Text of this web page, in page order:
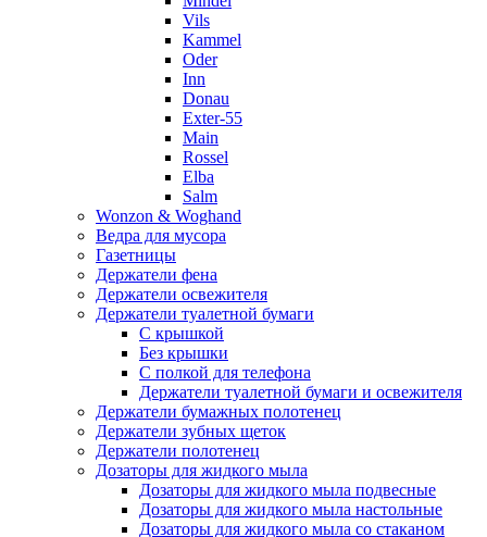
Vils
Kammel
Oder
Inn
Donau
Exter-55
Main
Rossel
Elba
Salm
Wonzon & Woghand
Ведра для мусора
Газетницы
Держатели фена
Держатели освежителя
Держатели туалетной бумаги
С крышкой
Без крышки
С полкой для телефона
Держатели туалетной бумаги и освежителя
Держатели бумажных полотенец
Держатели зубных щеток
Держатели полотенец
Дозаторы для жидкого мыла
Дозаторы для жидкого мыла подвесные
Дозаторы для жидкого мыла настольные
Дозаторы для жидкого мыла со стаканом